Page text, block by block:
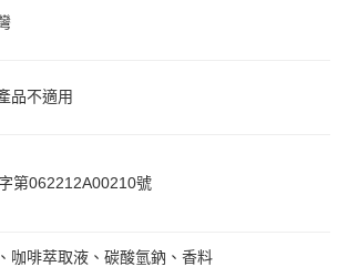
品不適用
第062212A00210號
咖啡萃取液、碳酸氫鈉、香料